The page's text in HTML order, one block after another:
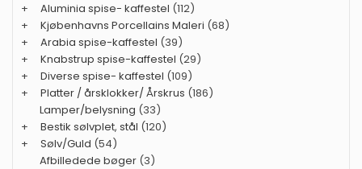
+
Aluminia spise- kaffestel (112)
+
Kjøbenhavns Porcellains Maleri (68)
+
Arabia spise-kaffestel (39)
+
Knabstrup spise-kaffestel (29)
+
Diverse spise- kaffestel (109)
+
Platter / årsklokker/ Årskrus (186)
Lamper/belysning (33)
+
Bestik sølvplet, stål (120)
+
Sølv/Guld (54)
Afbilledede bøger (3)